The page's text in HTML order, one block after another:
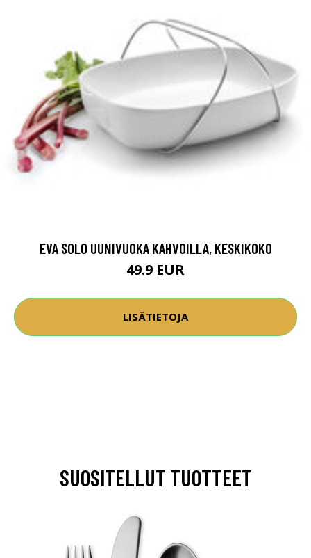
EVA SOLO UUNIVUOKA KAHVOILLA, KESKIKOKO
49.9 EUR
LISÄTIETOJA
SUOSITELLUT TUOTTEET